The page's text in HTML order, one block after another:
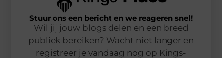
Stuur ons een bericht en we reageren snel!
Wil jij jouw blogs delen en een breed
publiek bereiken? Wacht niet langer en
registreer je vandaag nog op Kings-